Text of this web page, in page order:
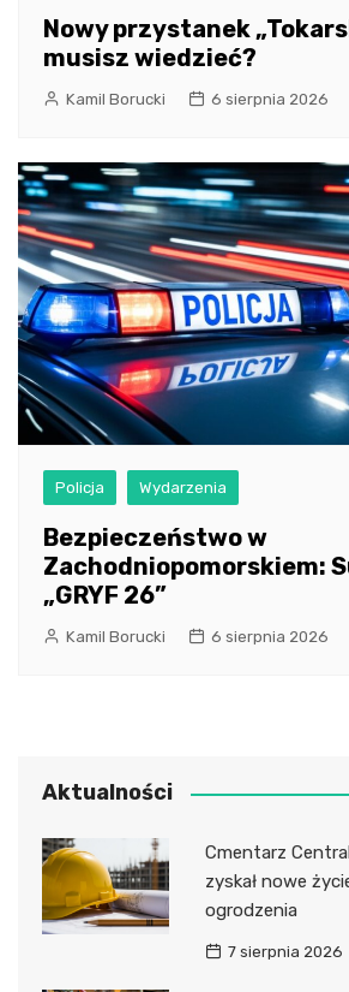
Nowy przystanek
musisz wiedzieć?
Kamil Borucki 6 sierpnia 2026
Policja Wydarzenia
Bezpieczeństwo w
Zachodniopomorskiem:
„GRYF 26”
Kamil Borucki 6 sierpnia 2026
Aktualności
Cmentarz
zyskał nowe
ogrodzenia
7 sierpnia 2026